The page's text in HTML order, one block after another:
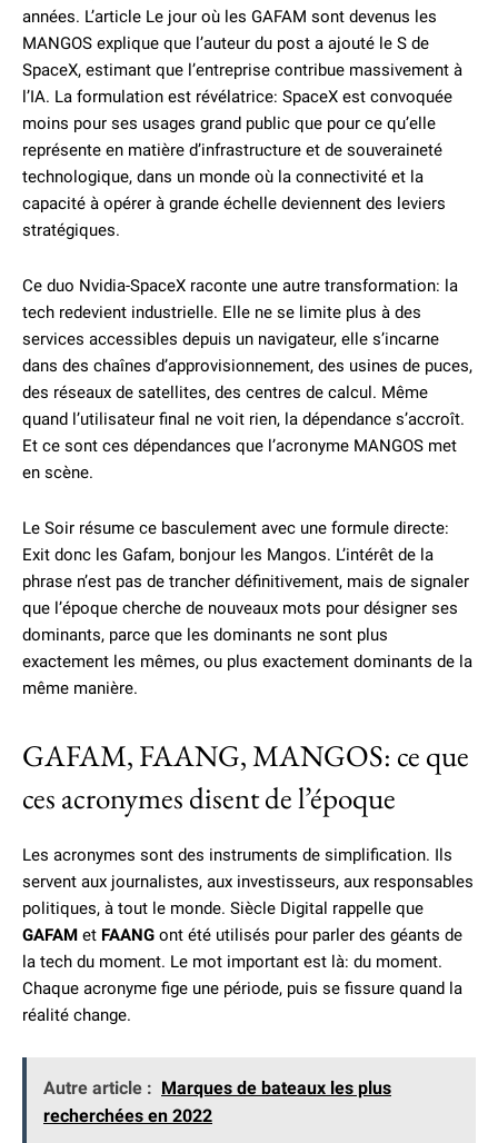
années. L’article Le jour où les GAFAM sont devenus les
MANGOS explique que l’auteur du post a ajouté le S de
SpaceX, estimant que l’entreprise contribue massivement à
l’IA. La formulation est révélatrice: SpaceX est convoquée
moins pour ses usages grand public que pour ce qu’elle
représente en matière d’infrastructure et de souveraineté
technologique, dans un monde où la connectivité et la
capacité à opérer à grande échelle deviennent des leviers
stratégiques.
Ce duo Nvidia-SpaceX raconte une autre transformation: la
tech redevient industrielle. Elle ne se limite plus à des
services accessibles depuis un navigateur, elle s’incarne
dans des chaînes d’approvisionnement, des usines de puces,
des réseaux de satellites, des centres de calcul. Même
quand l’utilisateur final ne voit rien, la dépendance s’accroît.
Et ce sont ces dépendances que l’acronyme MANGOS met
en scène.
Le Soir résume ce basculement avec une formule directe:
Exit donc les Gafam, bonjour les Mangos. L’intérêt de la
phrase n’est pas de trancher définitivement, mais de signaler
que l’époque cherche de nouveaux mots pour désigner ses
dominants, parce que les dominants ne sont plus
exactement les mêmes, ou plus exactement dominants de la
même manière.
GAFAM, FAANG, MANGOS: ce que
ces acronymes disent de l’époque
Les acronymes sont des instruments de simplification. Ils
servent aux journalistes, aux investisseurs, aux responsables
politiques, à tout le monde. Siècle Digital rappelle que
GAFAM et FAANG ont été utilisés pour parler des géants de
la tech du moment. Le mot important est là: du moment.
Chaque acronyme fige une période, puis se fissure quand la
réalité change.
Autre article : Marques de bateaux les plus
recherchées en 2022